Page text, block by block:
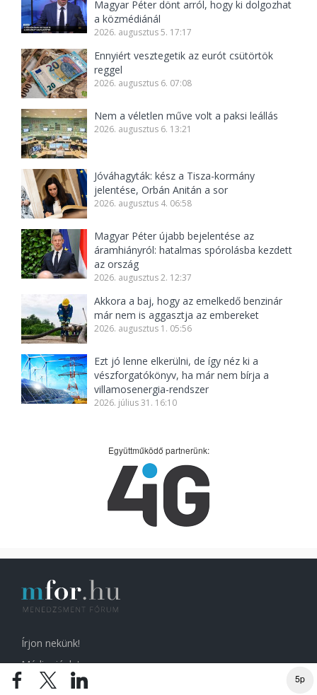
5p
Magyar Péter dönt arról, hogy ki dolgozhat
a közmédiánál
2026. augusztus 5. 17:17
Ennyiért vesztegetik az eurót csütörtök
reggel
2026. augusztus 6. 07:08
Nem a véletlen műve volt a paksi leállás
2026. augusztus 6. 13:21
Jóváhagyták: kész a Tisza-kormány
jelentése, Orbán Anitán a sor
2026. augusztus 4. 06:58
Magyar Péter újabb bejelentése az
áramhiányról: hatalmas spórolásba kezdett
az ország
2026. augusztus 2. 12:37
Akkora a baj, hogy az emelkedő benzinár
már nem is aggasztja az embereket
2026. augusztus 1. 05:56
Ezt jó lenne elkerülni, de így néz ki a
vészforgatókönyv, ha már nem bírja a
villamosenergia-rendszer
2026. július 31. 16:10
Együttműködő partnerünk:
Írjon nekünk!
Médiaajánlat
Impresszum